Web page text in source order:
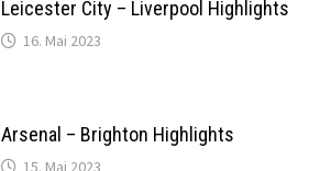
Leicester City – Liverpool Highlights
16. Mai 2023
Arsenal – Brighton Highlights
15. Mai 2023